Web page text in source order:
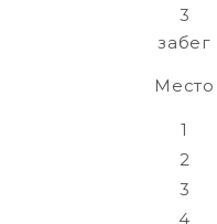
3
забег
Место
1
2
3
4